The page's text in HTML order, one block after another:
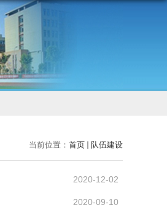
当前位置： 首页 队伍建设
2020-12-02
2020-09-10